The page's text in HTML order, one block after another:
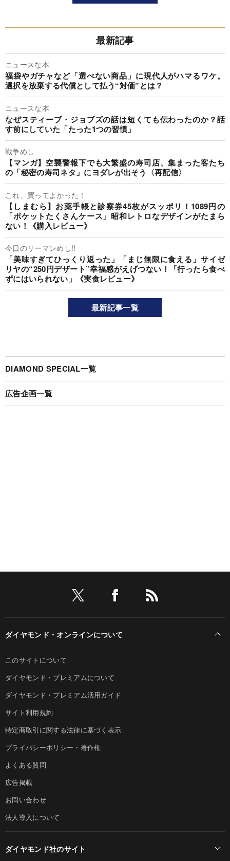
最新記事
ニュースな本
福袋やガチャなど「選べない商品」に現代人がハマるワケ。
選択を放棄する代償として払う“対価”とは？
ニュースな本
なぜスティーブ・ジョブズの話は短くても伝わったのか？話
す前にしていた「たった1つの習慣」
戦争めし
【マンガ】空襲警報下でも大繁盛の寿司店、集まった客たち
の「秘密の寿司ネタ」にヨダレが出そう〈再配信〉
これ、買ってよかった！
【しまむら】お薬手帳と診察券45枚がスッポリ！1089円の
「ポケットたくさんケース」昭和レトロなデザインがたまら
ない！《購入レビュー》
今日のリーマンめし!!
「美味すぎてひっくり返った」「まじ無限に食える」サイゼ
リヤの“250円デザート”幸福感がえげつない！「行ったら食べ
ずにはいられない」《実食レビュー》
最新記事一覧
DIAMOND SPECIAL一覧
広告企画一覧
ダイヤモンド・オンラインについて
このサイトについて
ダイヤモンド・プレミアムについて
ダイヤモンド・プレミアム活用ガイド
サイト利用規約
特定商取引に関する法律に基づく表示
プライバシーポリシー・著作権
よくある質問
広告掲載
お問い合わせ
法人導入について
ダイヤモンド社のサイト